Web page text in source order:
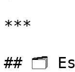
***
## 🗂️